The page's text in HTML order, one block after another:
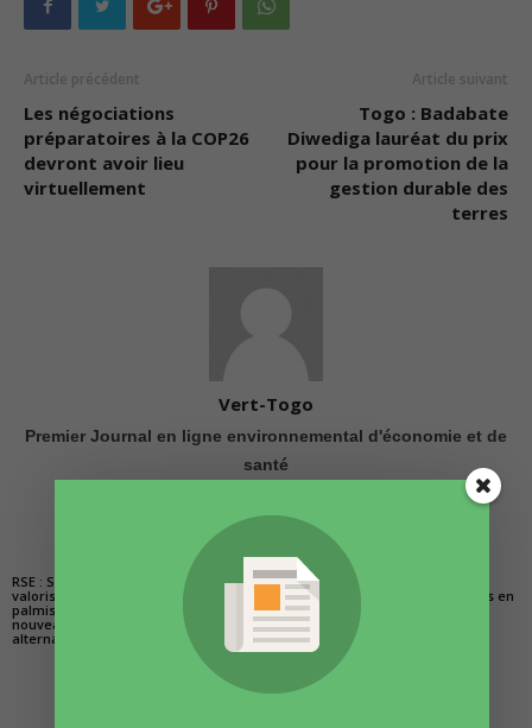
Article précédent
Les négociations
préparatoires à la COP26
devront avoir lieu
virtuellement
Article suivant
Togo : Badabate
Diwediga lauréat du prix
pour la promotion de la
gestion durable des
terres
Vert-Togo
Premier Journal en ligne environnemental d'économie et de
santé
ARTICLES CONNEXES PLUS DE L'AUTEUR
RSE : SCANTOGO
valorise les coques de
palmiste comme
nouveaux combustibles
alternatifs
La Semaine de la
Mobilité Durable et du
Climat reportée sur
septembre 2022
Togo/Accès à l’eau
potable : Des projets en
dans la région des